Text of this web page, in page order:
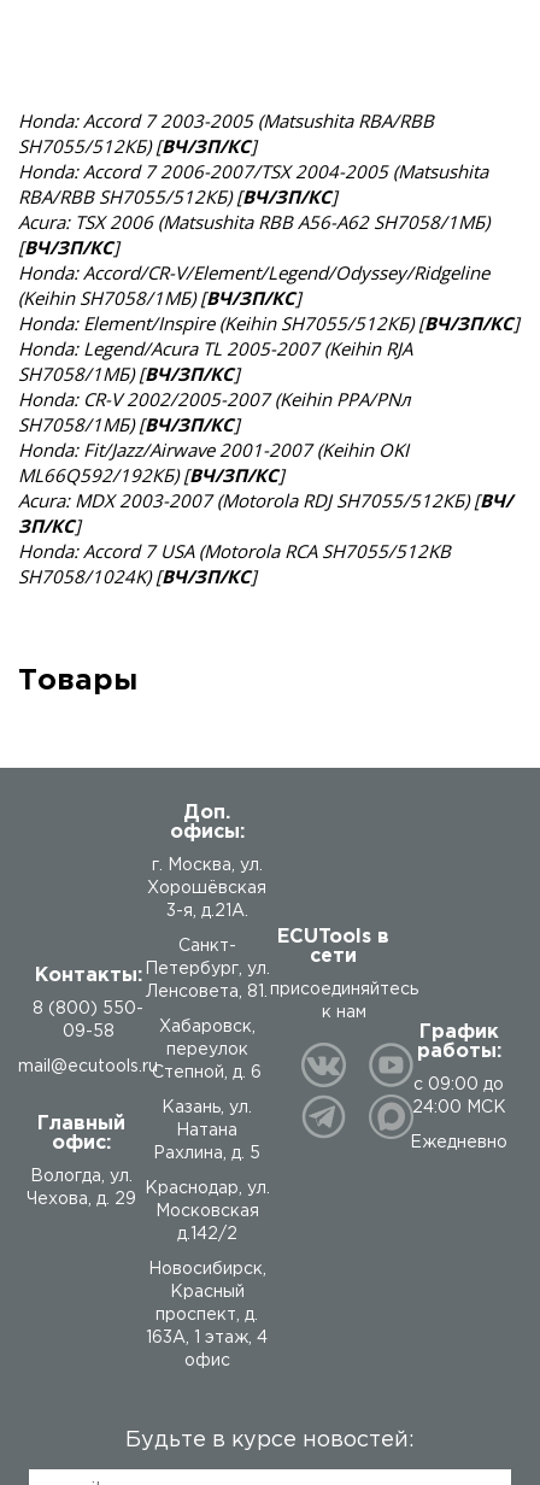
Honda: Accord 7 2003-2005 (Matsushita RBA/RBB
SH7055/512КБ) [ВЧ/ЗП/КС]
Honda: Accord 7 2006-2007/TSX 2004-2005 (Matsushita
RBA/RBB SH7055/512КБ) [ВЧ/ЗП/КС]
Acura: TSX 2006 (Matsushita RBB A56-A62 SH7058/1MБ)
[ВЧ/ЗП/КС]
Honda: Accord/CR-V/Element/Legend/Odyssey/Ridgeline
(Keihin SH7058/1MБ) [ВЧ/ЗП/КС]
Honda: Element/Inspire (Keihin SH7055/512КБ) [ВЧ/ЗП/КС]
Honda: Legend/Acura TL 2005-2007 (Keihin RJA
SH7058/1MБ) [ВЧ/ЗП/КС]
Honda: CR-V 2002/2005-2007 (Keihin PPA/PNл
SH7058/1MБ) [ВЧ/ЗП/КС]
Honda: Fit/Jazz/Airwave 2001-2007 (Keihin OKI
ML66Q592/192КБ) [ВЧ/ЗП/КС]
Acura: MDX 2003-2007 (Motorola RDJ SH7055/512КБ) [ВЧ/
ЗП/КС]
Honda: Accord 7 USA (Motorola RCA SH7055/512KB
SH7058/1024K) [ВЧ/ЗП/КС]
Товары
Контакты:
8 (800) 550-
09-58
mail@ecutools.ru
Главный
офис:
Вологда, ул.
Чехова, д. 29
Доп.
офисы:
г. Москва, ул.
Хорошёвская
3-я, д.21А.
Санкт-
Петербург, ул.
Ленсовета, 81.
Хабаровск,
переулок
Степной, д. 6
Казань, ул.
Натана
Рахлина, д. 5
Краснодар, ул.
Московская
д.142/2
Новосибирск,
Красный
проспект, д.
163А, 1 этаж, 4
офис
ECUTools в
сети
присоединяйтесь
к нам
График
работы:
с 09:00 до
24:00 МСК
Ежедневно
Будьте в курсе новостей: